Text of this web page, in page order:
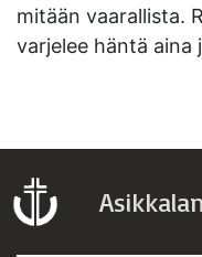
mitään vaarallista.
varjelee häntä aina